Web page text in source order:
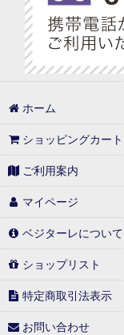
ホーム
ショッピングカート
ご利用案内
マイページ
ベジターレについて
ショップリスト
特定商取引法表示
お問い合わせ